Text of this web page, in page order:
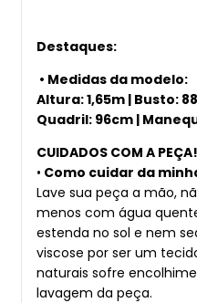
Destaques:
• Medidas da modelo:
Altura: 1,65m | Busto:
Quadril: 96cm |
CUIDADOS COM A PEÇA!
• Como cuidar da
Lave sua peça a mão,
menos com água
estenda no sol e nem
viscose por ser um
naturais sofre
lavagem da peça.